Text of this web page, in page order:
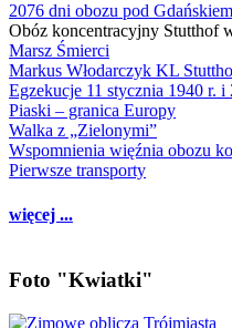
2076 dni obozu pod Gdańskiem
Obóz koncentracyjny Stutthof
Marsz Śmierci
Markus Włodarczyk KL
Egzekucje 11 stycznia 1940 r. i
Piaski – granica Europy
Walka z „Zielonymi”
Wspomnienia więźnia obozu
Pierwsze transporty
więcej ...
Foto "Kwiatki"